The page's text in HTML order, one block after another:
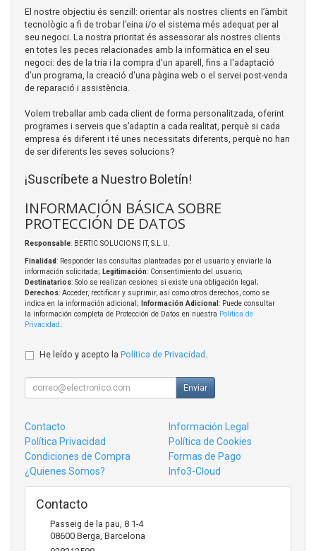
El nostre objectiu és senzill: orientar als nostres clients en l’àmbit
tecnològic a fi de trobar l’eina i/o el sistema més adequat per al
seu negoci. La nostra prioritat és assessorar als nostres clients
en totes les peces relacionades amb la informàtica en el seu
negoci: des de la tria i la compra d'un aparell, fins a l'adaptació
d'un programa, la creació d'una pàgina web o el servei post-venda
de reparació i assistència.
Volem treballar amb cada client de forma personalitzada, oferint
programes i serveis que s’adaptin a cada realitat, perquè si cada
empresa és diferent i té unes necessitats diferents, perquè no han
de ser diferents les seves solucions?
¡Suscríbete a Nuestro Boletín!
INFORMACIÓN BÁSICA SOBRE
PROTECCIÓN DE DATOS
Responsable: BERTIC SOLUCIONS IT, S.L.U.
Finalidad: Responder las consultas planteadas por el usuario y enviarle la
información solicitada; Legitimación: Consentimiento del usuario;
Destinatarios: Solo se realizan cesiones si existe una obligación legal;
Derechos: Acceder, rectificar y suprimir, así como otros derechos, como se
indica en la información adicional;
Información Adicional : Puede consultar
la información completa de Protección de Datos en nuestra Política de
Privacidad
He leído y acepto la Política de Privacidad
Enviar
Contacto
Información Legal
Política Privacidad
Política de Cookies
Condiciones de Compra
Formas de Pago
¿Quienes Somos?
Info3-Cloud
Contacto
Passeig de la pau, 8 1-4
08600 Berga Barcelona